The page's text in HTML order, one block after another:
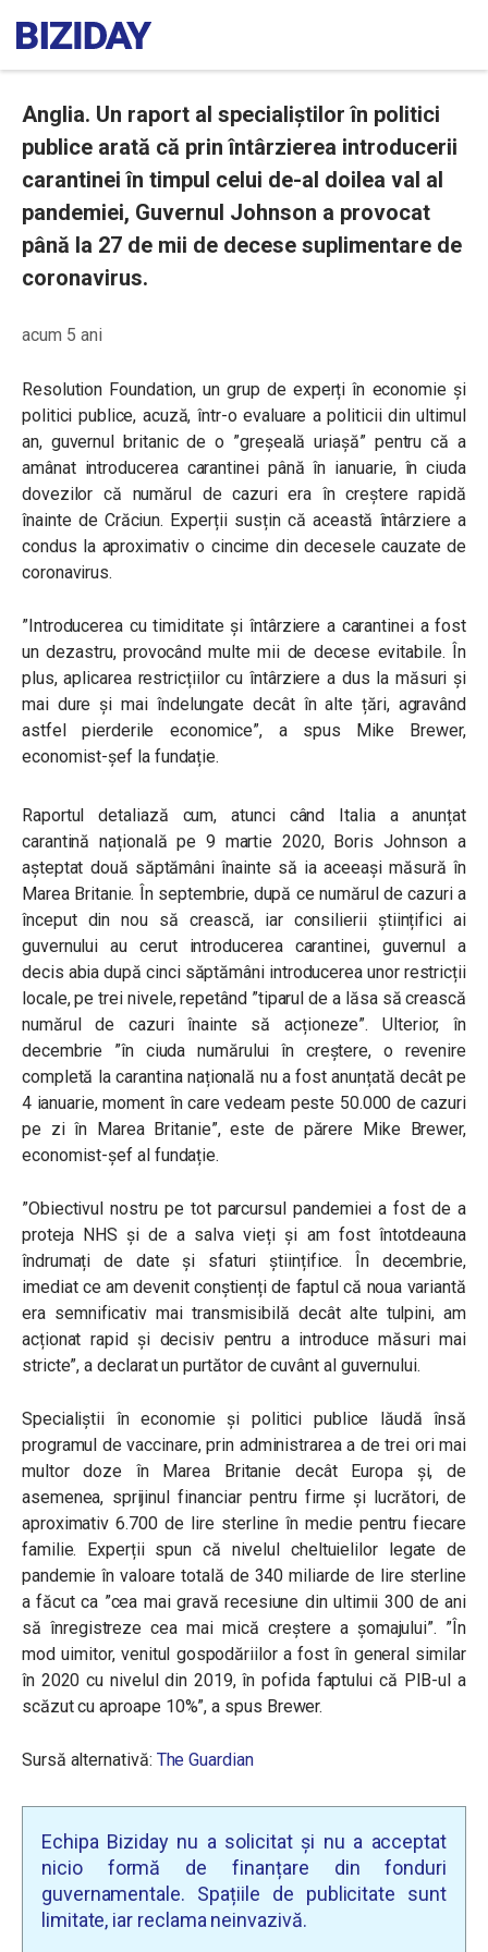
Anglia. Un raport al specialiștilor în politici
publice arată că prin întârzierea introducerii
carantinei în timpul celui de-al doilea val al
pandemiei, Guvernul Johnson a provocat
până la 27 de mii de decese suplimentare de
coronavirus.
acum 5 ani
Resolution Foundation, un grup de experți în economie și
politici publice, acuză, într-o evaluare a politicii din ultimul
an, guvernul britanic de o ”greșeală uriașă” pentru că a
amânat introducerea carantinei până în ianuarie, în ciuda
dovezilor că numărul de cazuri era în creștere rapidă
înainte de Crăciun. Experții susțin că această întârziere a
condus la aproximativ o cincime din decesele cauzate de
coronavirus.
”Introducerea cu timiditate și întârziere a carantinei a fost
un dezastru, provocând multe mii de decese evitabile. În
plus, aplicarea restricțiilor cu întârziere a dus la măsuri și
mai dure și mai îndelungate decât în ​​alte țări, agravând
astfel pierderile economice”, a spus Mike Brewer,
economist-șef la fundație.
Raportul detaliază cum, atunci când Italia a anunțat
carantină națională pe 9 martie 2020, Boris Johnson a
așteptat două săptămâni înainte să ia aceeași măsură în
Marea Britanie. În septembrie, după ce numărul de cazuri a
început din nou să crească, iar consilierii științifici ai
guvernului au cerut introducerea carantinei, guvernul a
decis abia după cinci săptămâni introducerea unor restricții
locale, pe trei nivele, repetând ”tiparul de a lăsa să crească
numărul de cazuri înainte să acționeze”. Ulterior, în
decembrie ”în ciuda numărului în creștere, o revenire
completă la carantina națională nu a fost anunțată decât pe
4 ianuarie, moment în care vedeam peste 50.000 de cazuri
pe zi în Marea Britanie”, este de părere Mike Brewer,
economist-șef al fundație.
”Obiectivul nostru pe tot parcursul pandemiei a fost de a
proteja NHS și de a salva vieți și am fost întotdeauna
îndrumați de date și sfaturi științifice. În decembrie,
imediat ce am devenit conștienți de faptul că noua variantă
era semnificativ mai transmisibilă decât alte tulpini, am
acționat rapid și decisiv pentru a introduce măsuri mai
stricte”, a declarat un purtător de cuvânt al guvernului.
Specialiștii în economie și politici publice lăudă însă
programul de vaccinare, prin administrarea a de trei ori mai
multor doze în Marea Britanie decât Europa și, de
asemenea, sprijinul financiar pentru firme și lucrători, de
aproximativ 6.700 de lire sterline în medie pentru fiecare
familie. Experții spun că nivelul cheltuielilor legate de
pandemie în valoare totală de 340 miliarde de lire sterline
a făcut ca ”cea mai gravă recesiune din ultimii 300 de ani
să înregistreze cea mai mică creștere a șomajului”. ”În
mod uimitor, venitul gospodăriilor a fost în general similar
în 2020 cu nivelul din 2019, în pofida faptului că PIB-ul a
scăzut cu aproape 10%”, a spus Brewer.
Sursă alternativă: The Guardian
Echipa Biziday nu a solicitat și nu a acceptat
nicio formă de finanțare din fonduri
guvernamentale. Spațiile de publicitate sunt
limitate, iar reclama neinvazivă.